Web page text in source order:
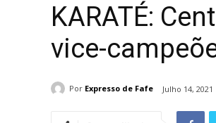
KARATÉ:
vice-
Por Expresso de Fafe Julho 14, 2021